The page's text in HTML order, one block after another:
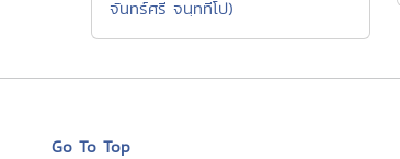
จันทร์ศรี จนฺททีโป)
Go To Top